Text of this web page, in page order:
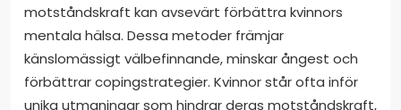
motståndskraft kan avsevärt förbättra kvinnors
mentala hälsa. Dessa metoder främjar
känslomässigt välbefinnande, minskar ångest och
förbättrar copingstrategier. Kvinnor står ofta inför
unika utmaningar som hindrar deras motståndskraft,